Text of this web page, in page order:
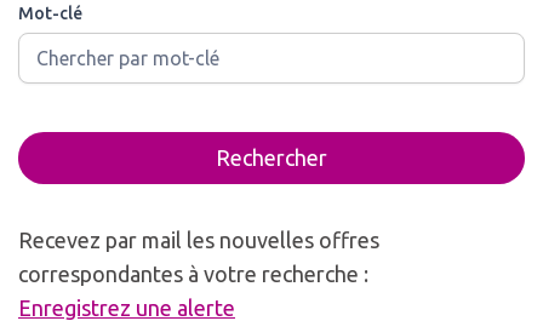
Mot-clé
Rechercher
Recevez par mail les nouvelles offres
correspondantes à votre recherche :
Enregistrez une alerte